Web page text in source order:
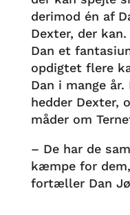
derimod én af
Dexter, der
Dan et
opdigtet flere
Dan i mange
hedder Dexter,
måder om
– De har de
kæmpe for
fortæller Dan